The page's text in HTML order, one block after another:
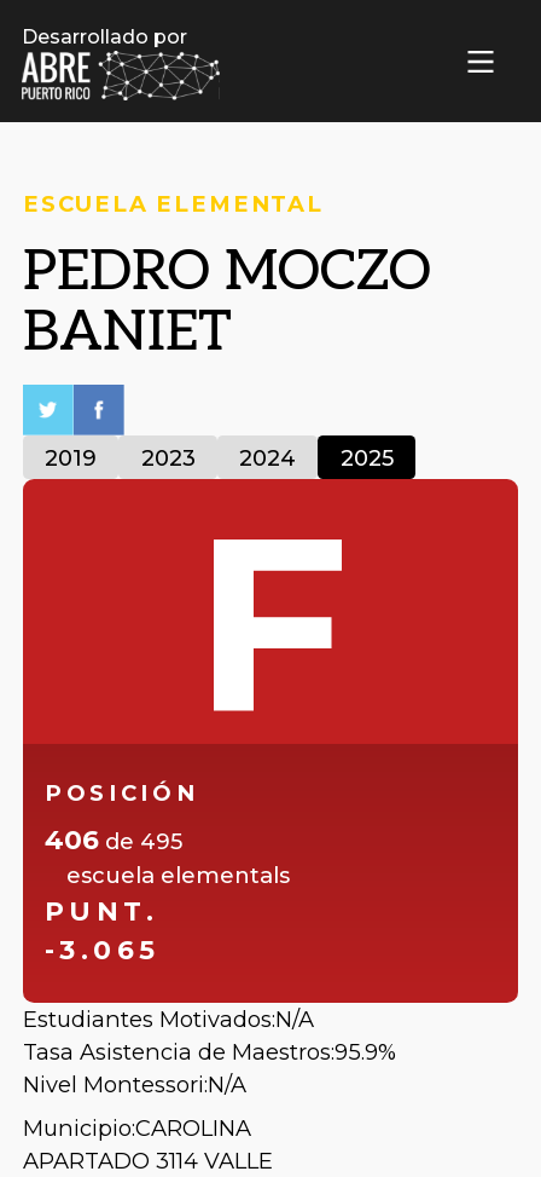
Desarrollado por
ESCUELA ELEMENTAL
PEDRO MOCZO
BANIET
2019 2023 2024 2025
F
POSICIÓN
406 de 495
escuela elementals
PUNT.
-3.065
Estudiantes Motivados:N/A
Tasa Asistencia de Maestros:95.9%
Nivel Montessori:N/A
Municipio:CAROLINA
APARTADO 3114 VALLE